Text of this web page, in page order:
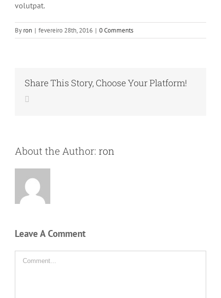
volutpat.
By ron | fevereiro 28th, 2016 | 0 Comments
Share This Story, Choose Your Platform!
About the Author: ron
Leave A Comment
Comment